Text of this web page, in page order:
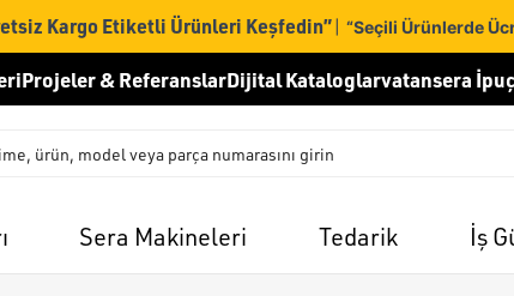
Kargo Etiketli Ürünleri Keşfedin”| “Seçili Ürünlerde
Projeler & ReferanslarDijital Kataloglarvatansera
Sera Makineleri Tedarik İş